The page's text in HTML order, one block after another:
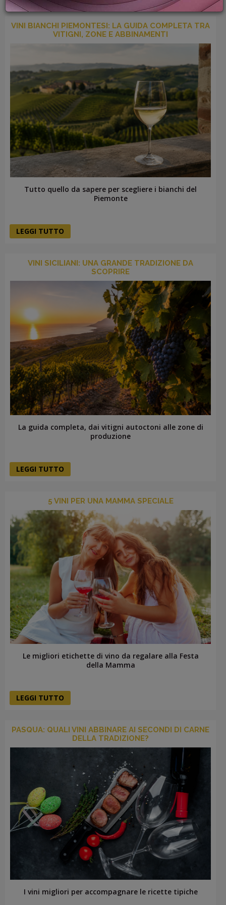
GIFT
CARD
ACCEDI
VINI BIANCHI PIEMONTESI: LA GUIDA COMPLETA TRA
VITIGNI, ZONE E ABBINAMENTI
Tutto quello da sapere per scegliere i bianchi del
Piemonte
LEGGI TUTTO
VINI SICILIANI: UNA GRANDE TRADIZIONE DA
SCOPRIRE
La guida completa, dai vitigni autoctoni alle zone di
produzione
LEGGI TUTTO
5 VINI PER UNA MAMMA SPECIALE
Le migliori etichette di vino da regalare alla Festa
della Mamma
LEGGI TUTTO
PASQUA: QUALI VINI ABBINARE AI SECONDI DI CARNE
DELLA TRADIZIONE?
I vini migliori per accompagnare le ricette tipiche